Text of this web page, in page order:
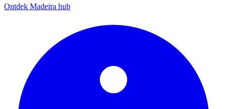
Ontdek Madeira hub